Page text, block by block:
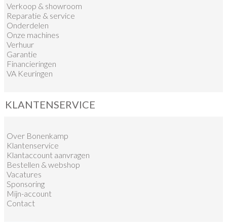
Verkoop & showroom
Reparatie & service
Onderdelen
Onze machines
Verhuur
Garantie
Financieringen
VA Keuringen
KLANTENSERVICE
Over Bonenkamp
Klantenservice
Klantaccount aanvragen
Bestellen & webshop
Vacatures
Sponsoring
Mijn-account
Contact